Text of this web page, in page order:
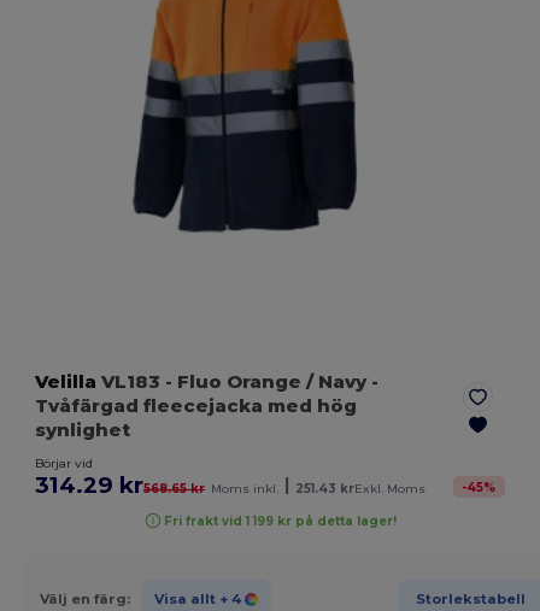
Velilla VL183 - Fluo Orange / Navy-
Tvåfärgad fleecejacka med hög
synlighet
Börjar vid
314.29 kr568.65 kr Moms inkl. 251.43 krExkl. Moms -45%
Fri frakt vid 1 199 kr på detta lager!
Välj en färg: Visa allt + 4 Storlekstabell